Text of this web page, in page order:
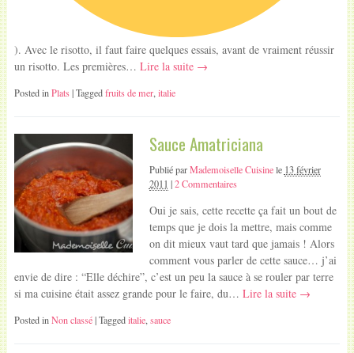
). Avec le risotto, il faut faire quelques essais, avant de vraiment réussir
un risotto. Les premières… Lire la suite →
Posted inPlats | Taggedfruits de mer, italie
Sauce Amatriciana
Publié parMademoiselle Cuisinele 13 février
2011 |2 Commentaires
Oui je sais, cette recette ça fait un bout de
temps que je dois la mettre, mais comme
on dit mieux vaut tard que jamais ! Alors
comment vous parler de cette sauce… j’ai
envie de dire : “Elle déchire”, c’est un peu la sauce à se rouler par terre
si ma cuisine était assez grande pour le faire, du… Lire la suite →
Posted inNon classé | Taggeditalie, sauce